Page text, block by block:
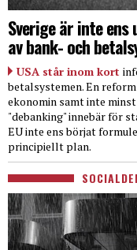
Sverige är inte
av bank- och
USA står inom kort
betalsystemen. En
ekonomin samt inte
"debanking" innebär för
EU inte ens börjat
principiellt plan.